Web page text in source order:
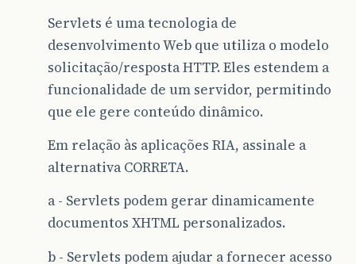
Servlets é uma tecnologia de
desenvolvimento Web que utiliza o modelo
solicitação/resposta HTTP. Eles estendem a
funcionalidade de um servidor, permitindo
que ele gere conteúdo dinâmico.
Em relação às aplicações RIA, assinale a
alternativa CORRETA.
a - Servlets podem gerar dinamicamente
documentos XHTML personalizados.
b - Servlets podem ajudar a fornecer acesso